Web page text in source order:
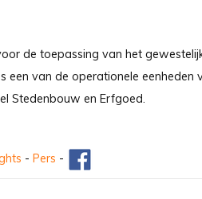
de toepassing van het
een van de operationele eenheden
Stedenbouw en Erfgoed.
- Pers -